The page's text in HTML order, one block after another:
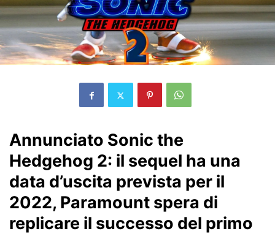
Annunciato Sonic the
Hedgehog 2: il sequel ha una
data d’uscita prevista per il
2022, Paramount spera di
replicare il successo del primo